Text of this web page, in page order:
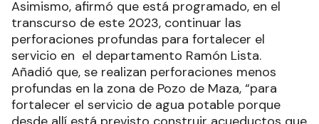
Asimismo, afirmó que está programado, en el
transcurso de este 2023, continuar las
perforaciones profundas para fortalecer el
servicio en el departamento Ramón Lista.
Añadió que, se realizan perforaciones menos
profundas en la zona de Pozo de Maza, “para
fortalecer el servicio de agua potable porque